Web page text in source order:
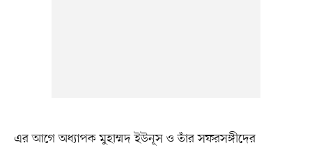
এর আগে অধ্যাপক মুহাম্মদ ইউনূস ও তাঁর সফরসঙ্গীদের